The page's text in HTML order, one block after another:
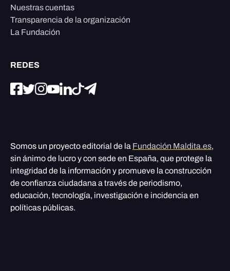
Nuestras cuentas
Transparencia de la organización
La Fundación
REDES
Somos un proyecto editorial de la Fundación Maldita.es,
sin ánimo de lucro y con sede en España, que protege la
integridad de la información y promueve la construcción
de confianza ciudadana a través de periodismo,
educación, tecnología, investigación e incidencia en
políticas públicas.